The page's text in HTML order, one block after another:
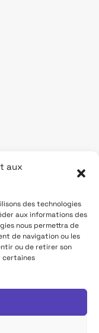
aux
des technologies
aux informations des
nous permettra de
de navigation ou les
ou de retirer son
certaines
personnelles